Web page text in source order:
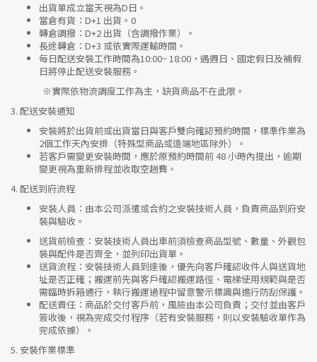
出貨單成立當天視為D日。
當倉有貨： D+1 出貨。0
轉倉調撥： D+2 出貨（含調撥作業）。
長途轉倉： D+3 或依實際運輸時間。
每日配送安裝工作時間為10:00~ 18:00，遇週日、國定假日及補假
日將停止配送安裝服務。
※實際依物流調度工作為主，缺貨商品不在此限。
3. 配送安裝通知
安裝將於出貨前或出貨當日與客戶雙向確認預約時間，標準作業為
2個工作天內安排（特殊型商品或遠端地區除外）。
若客戶需變更安裝時間，應於原預約時間前 48 小時內提出，逾期
變更視為重新排程並收取空趟費。
4. 配送到府流程
安裝人員 ：由本公司派遣或合約之安裝技術人員，負責商品到府安
裝與驗收。
送貨前檢查 ：安裝技術人員出車前須檢查商品型號、數量、外觀包
裝與配件是否齊全，並列印出貨單。
送貨流程 ：安裝技術人員到達後，優先向客戶確認收件人與送貨地
址是否正確；搬運前先與客戶確認搬運路徑、電梯使用規範與是否
需臨時拆箱通行，執行搬運過程中留意警示標識與進行防刮保護。
配送責任 ：商品於交付客戶前，風險由本公司負責；交付並由客戶
簽收後，視為完成交付程序（若有安裝服務，則以安裝驗收單作為
完成依據）。
5. 安裝作業標準